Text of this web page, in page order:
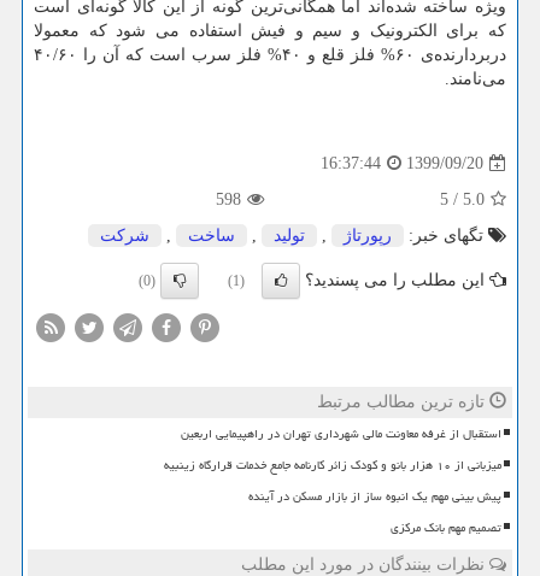
ویژه ساخته شده‌اند اما همگانی‌ترین گونه از این کالا گونه‌ای است
که برای الکترونیک و سیم و فیش استفاده می شود که معمولا
دربردارنده‌ی ۶۰% فلز قلع و ۴۰% فلز سرب است که آن را ۴۰/۶۰
می‌نامند.
1399/09/20
16:37:44
5.0
/
5
598
تگهای خبر:
رپورتاژ , تولید , ساخت , شركت
این مطلب را می پسندید؟ (1)
(0)
تازه ترین مطالب مرتبط
استقبال از غرفه معاونت مالی شهرداری تهران در راهپیمایی اربعین
میزبانی از ۱۰ هزار بانو و کودک زائر کارنامه جامع خدمات قرارگاه زینبیه
پیش بینی مهم یک انبوه ساز از بازار مسکن در آینده
تصمیم مهم بانک مرکزی
نظرات بینندگان در مورد این مطلب